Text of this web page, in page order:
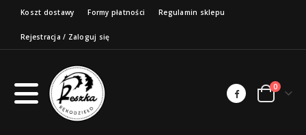
Koszt dostawy Formy płatności Regulamin sklepu
Rejestracja / Zaloguj się
0